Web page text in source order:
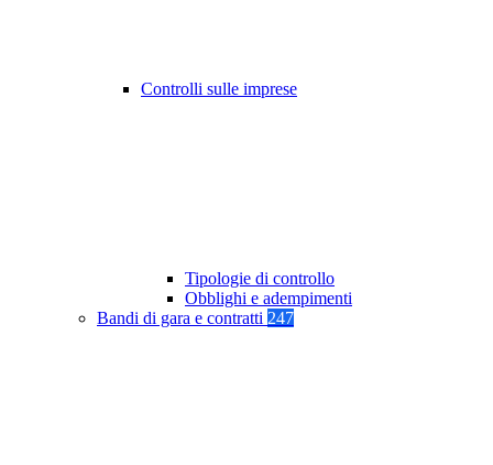
Controlli sulle imprese
Tipologie di controllo
Obblighi e adempimenti
Bandi di gara e contratti 247